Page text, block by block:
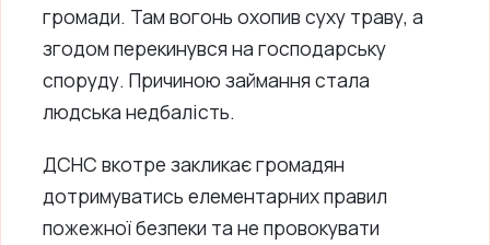
громади. Там вогонь охопив суху траву, а
згодом перекинувся на господарську
споруду. Причиною займання стала
людська недбалість.
ДСНС вкотре закликає громадян
дотримуватись елементарних правил
пожежної безпеки та не провокувати